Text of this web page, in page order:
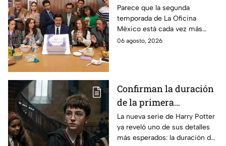
temporada 2 y un
detalle desata teorías
entre los fans
Parece que la segunda
temporada de La Oficina
México está cada vez más
cerca, pues el elenco ya se
06 agosto, 2026
Confirman la duración
de la primera
temporada de Harry
Potter y emocionará a
los fans de los libros
La nueva serie de Harry Potter
ya reveló uno de sus detalles
más esperados: la duración de